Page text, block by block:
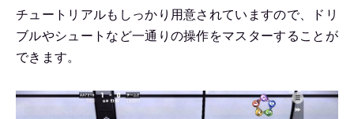
チュートリアルもしっかり用意されていますので、ドリ
ブルやシュートなど一通りの操作をマスターすることが
できます。